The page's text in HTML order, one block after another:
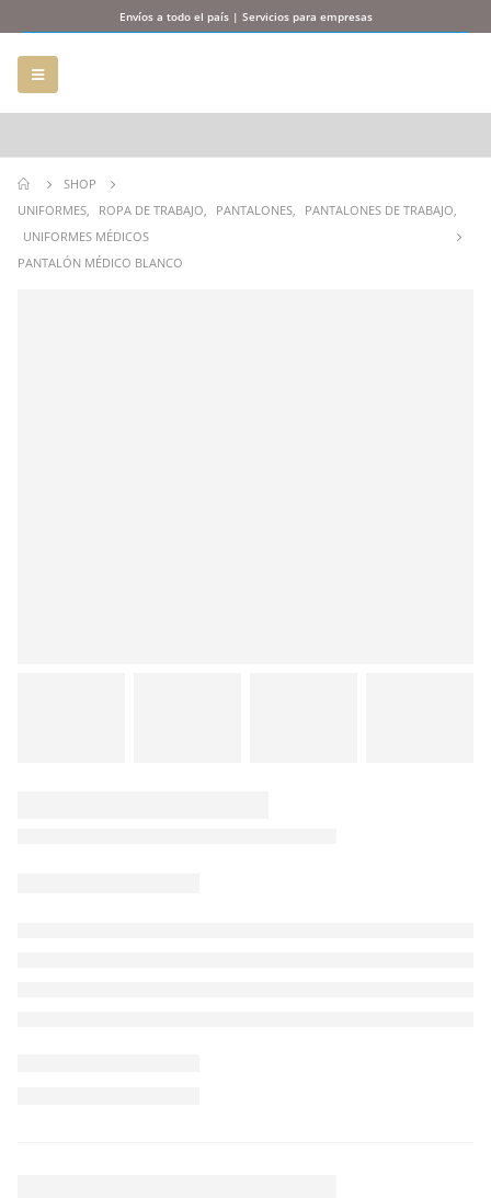
Envíos a todo el país | Servicios para empresas
SHOP
UNIFORMES, ROPA DE TRABAJO, PANTALONES, PANTALONES DE TRABAJO,
UNIFORMES MÉDICOS
PANTALÓN MÉDICO BLANCO